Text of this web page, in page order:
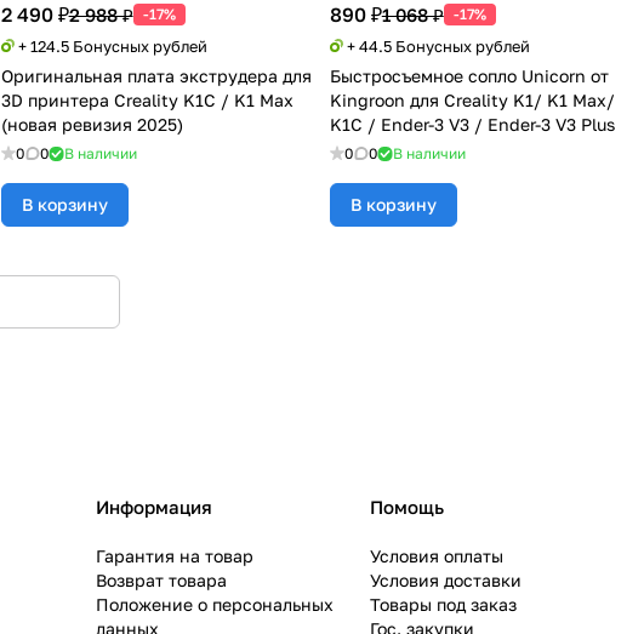
2 490 ₽2 988 ₽ -17%
+ 124.5 Бонусных рублей
Оригинальная плата экструдера для
3D принтера Creality K1C / K1 Max
(новая ревизия 2025)
0 0 В наличии
В корзину
890 ₽1 068 ₽ -17%
+ 44.5 Бонусных рублей
Быстросъемное сопло Unicorn от
Kingroon для Creality K1/ K1 Max/
K1C / Ender-3 V3 / Ender-3 V3 Plus
0 0 В наличии
В корзину
Информация
Гарантия на товар
Возврат товара
Положение о персональных
данных
Помощь
Условия оплаты
Условия доставки
Товары под заказ
Гос. закупки